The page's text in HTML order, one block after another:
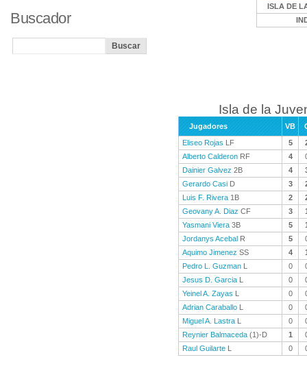
ISLA DE
Isla de la
Jugadores VB
Eliseo Rojas LF 5
Alberto Calderon RF 4
Dainier Galvez 2B 4
Gerardo Casi D 3
Luis F. Rivera 1B 2
Geovany A. Diaz CF 3
Yasmani Viera 3B 5
Jordanys Acebal R 5
Aquimo Jimenez SS 4
Pedro L. Guzman L 0
Jesus D. Garcia L 0
Yeinel A. Zayas L 0
Adrian Caraballo L 0
Miguel A. Lastra L 0
Reynier Balmaceda (1)-D 1
Raul Guilarte L 0
Buscador